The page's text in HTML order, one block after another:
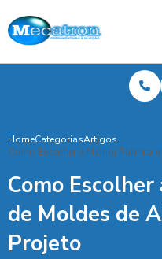
HomeCategoriasArtigos
Como Escolher a Melhor Fabrica
Como
de Moldes de
Projeto